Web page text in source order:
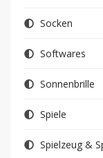
Socken
Softwares
Sonnenbrille
Spiele
Spielzeug &